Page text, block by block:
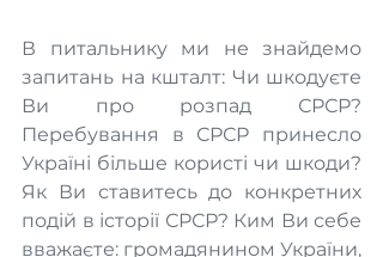
В питальнику ми не знайдемо
запитань на кшталт: Чи шкодуєте
Ви про розпад СРСР?
Перебування в СРСР принесло
Україні більше користі чи шкоди?
Як Ви ставитесь до конкретних
подій в історії СРСР? Ким Ви себе
вважаєте: громадянином України,